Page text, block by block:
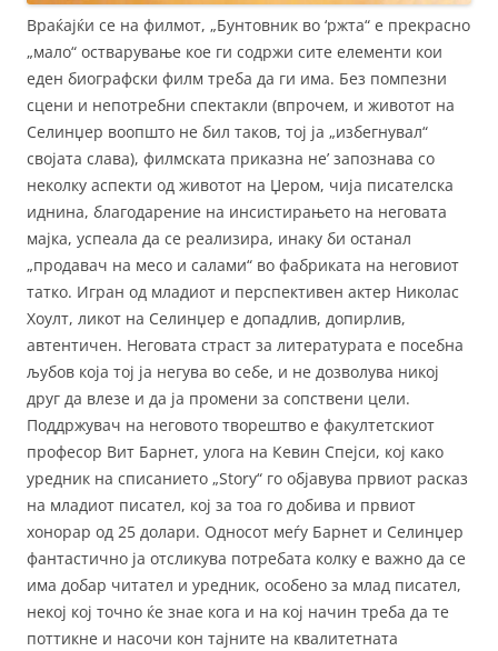
Враќајќи се на филмот, „Бунтовник во ‘ржта“ е прекрасно
„мало“ остварување кое ги содржи сите елементи кои
еден биографски филм треба да ги има. Без помпезни
сцени и непотребни спектакли (впрочем, и животот на
Селинџер воопшто не бил таков, тој ја „избегнувал“
својата слава), филмската приказна не’ запознава со
неколку аспекти од животот на Џером, чија писателска
иднина, благодарение на инсистирањето на неговата
мајка, успеала да се реализира, инаку би останал
„продавач на месо и салами“ во фабриката на неговиот
татко. Игран од младиот и перспективен актер Николас
Хоулт, ликот на Селинџер е допадлив, допирлив,
автентичен. Неговата страст за литературата е посебна
љубов која тој ја негува во себе, и не дозволува никој
друг да влезе и да ја промени за сопствени цели.
Поддржувач на неговото творештво е факултетскиот
професор Вит Барнет, улога на Кевин Спејси, кој како
уредник на списанието „Story“ го објавува првиот расказ
на младиот писател, кој за тоа го добива и првиот
хонорар од 25 долари. Односот меѓу Барнет и Селинџер
фантастично ја отсликува потребата колку е важно да се
има добар читател и уредник, особено за млад писател,
некој кој точно ќе знае кога и на кој начин треба да те
поттикне и насочи кон тајните на квалитетната